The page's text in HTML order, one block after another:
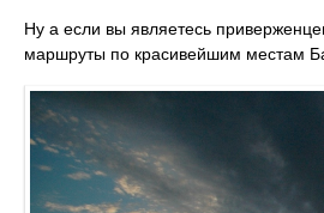
Ну а если вы являетесь
маршруты по красивейшим местам